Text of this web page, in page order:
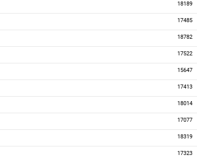
18189
17485
18782
17522
15647
17413
18014
17077
18319
17323